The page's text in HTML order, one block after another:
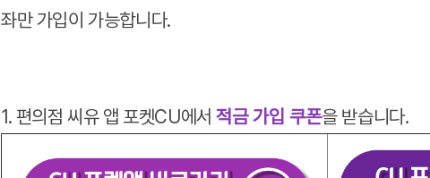
좌만 가입이 가능합니다.
1. 편의점 씨유 앱 포켓CU에서적금 가입 쿠폰을 받습니다.